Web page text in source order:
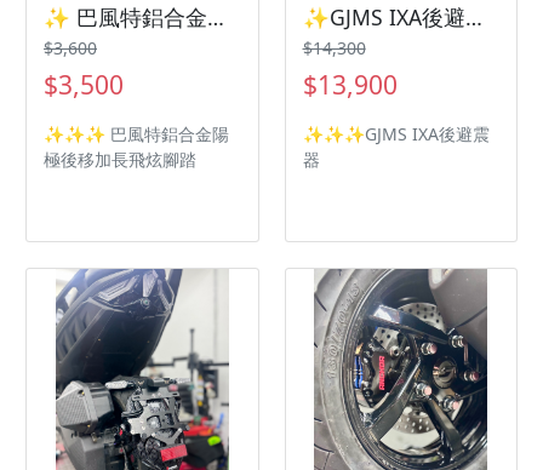
✨ 巴風特鋁合金陽極後移加長飛炫腳踏 三陽機車 SYM 曼巴 Jetsl Drg2
$3,600
$3,500
✨✨✨ 巴風特鋁合金陽
極後移加長飛炫腳踏
✨GJMS IXA後避震器 三陽機車 SYM 曼巴 Jetsl
$14,300
$13,900
✨✨✨GJMS IXA後避震
器